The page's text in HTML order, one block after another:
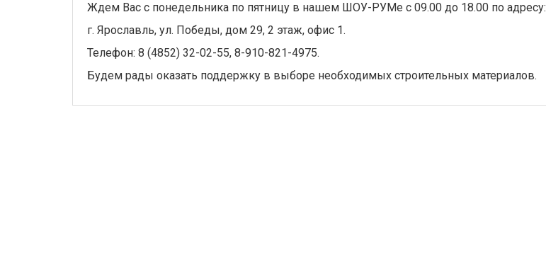
Ждем Вас с понедельника по пятницу в нашем ШОУ-РУМе с 09.00 до 18.00 по адресу:
г. Ярославль, ул. Победы, дом 29, 2 этаж, офис 1.
Телефон: 8 (4852) 32-02-55, 8-910-821-4975.
Будем рады оказать поддержку в выборе необходимых строительных материалов.